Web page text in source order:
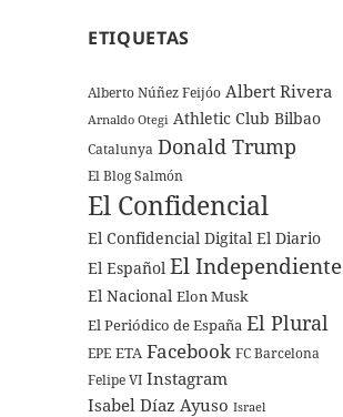
ETIQUETAS
Alberto Núñez Feijóo Albert Rivera
Arnaldo Otegi Athletic Club Bilbao
Catalunya Donald Trump
El Blog Salmón
El Confidencial
El Confidencial Digital El Diario
El Español El Independiente
El Nacional Elon Musk
El Periódico de España El Plural
EPE ETA Facebook FC Barcelona
Felipe VI Instagram
Isabel Díaz Ayuso Israel